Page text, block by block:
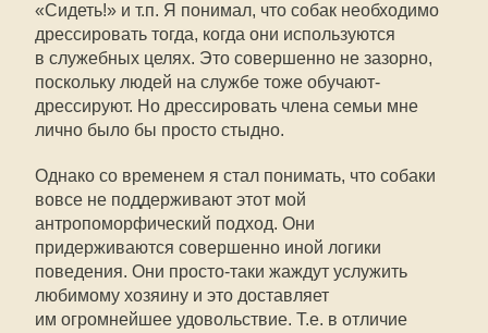
«Сидеть!» и т.п. Я понимал, что собак необходимо
дрессировать тогда, когда они используются
в служебных целях. Это совершенно не зазорно,
поскольку людей на службе тоже обучают-
дрессируют. Но дрессировать члена семьи мне
лично было бы просто стыдно.
Однако со временем я стал понимать, что собаки
вовсе не поддерживают этот мой
антропоморфический подход. Они
придерживаются совершенно иной логики
поведения. Они просто-таки жаждут услужить
любимому хозяину и это доставляет
им огромнейшее удовольствие. Т.е. в отличие